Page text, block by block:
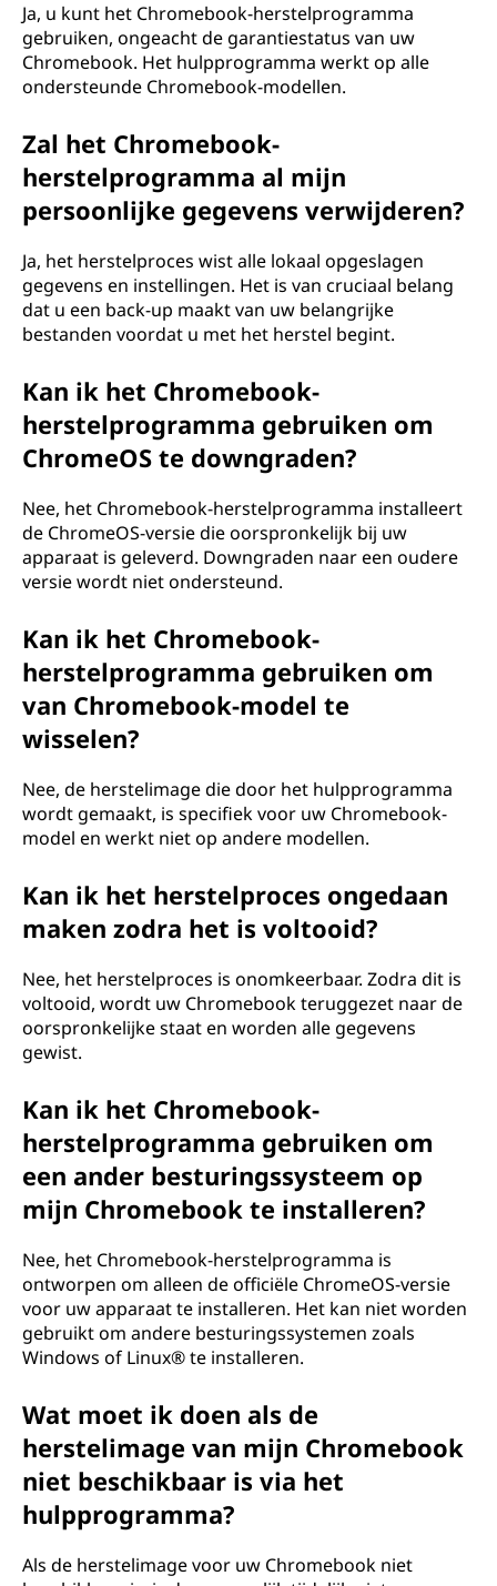
Ja, u kunt het Chromebook-herstelprogramma
gebruiken, ongeacht de garantiestatus van uw
Chromebook. Het hulpprogramma werkt op alle
ondersteunde Chromebook-modellen.
Zal het Chromebook-
herstelprogramma al mijn
persoonlijke gegevens verwijderen?
Ja, het herstelproces wist alle lokaal opgeslagen
gegevens en instellingen. Het is van cruciaal belang
dat u een back-up maakt van uw belangrijke
bestanden voordat u met het herstel begint.
Kan ik het Chromebook-
herstelprogramma gebruiken om
ChromeOS te downgraden?
Nee, het Chromebook-herstelprogramma installeert
de ChromeOS-versie die oorspronkelijk bij uw
apparaat is geleverd. Downgraden naar een oudere
versie wordt niet ondersteund.
Kan ik het Chromebook-
herstelprogramma gebruiken om
van Chromebook-model te
wisselen?
Nee, de herstelimage die door het hulpprogramma
wordt gemaakt, is specifiek voor uw Chromebook-
model en werkt niet op andere modellen.
Kan ik het herstelproces ongedaan
maken zodra het is voltooid?
Nee, het herstelproces is onomkeerbaar. Zodra dit is
voltooid, wordt uw Chromebook teruggezet naar de
oorspronkelijke staat en worden alle gegevens
gewist.
Kan ik het Chromebook-
herstelprogramma gebruiken om
een ander besturingssysteem op
mijn Chromebook te installeren?
Nee, het Chromebook-herstelprogramma is
ontworpen om alleen de officiële ChromeOS-versie
voor uw apparaat te installeren. Het kan niet worden
gebruikt om andere besturingssystemen zoals
Windows of Linux® te installeren.
Wat moet ik doen als de
herstelimage van mijn Chromebook
niet beschikbaar is via het
hulpprogramma?
Als de herstelimage voor uw Chromebook niet